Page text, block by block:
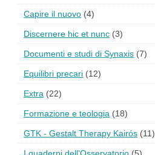
Capire il nuovo (4)
Discernere hic et nunc (3)
Documenti e studi di Synaxis (7)
Equilibri precari (12)
Extra (22)
Formazione e teologia (18)
GTK - Gestalt Therapy Kairós (11)